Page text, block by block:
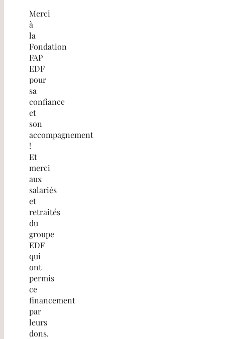
Merci
à
la
Fondation
FAP
EDF
pour
sa
confiance
et
son
accompagnement
!
Et
merci
aux
salariés
et
retraités
du
groupe
EDF
qui
ont
permis
ce
financement
par
leurs
dons.